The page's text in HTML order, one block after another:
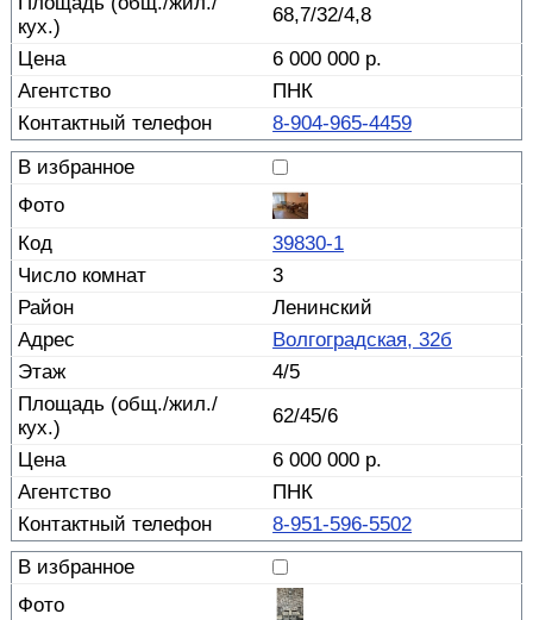
68,7/32/4,8
6 000 000 р.
ПНК
8-904-965-4459
39830-1
3
Ленинский
Волгоградская, 32б
4/5
62/45/6
6 000 000 р.
ПНК
8-951-596-5502